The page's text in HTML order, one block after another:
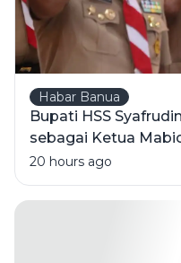
Habar Banua
Bupati HSS
sebagai Ketua
Pengurus 2025-2030
20 hours ago